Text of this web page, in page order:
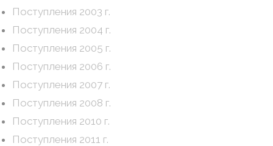
Поступления 2003 г.
Поступления 2004 г.
Поступления 2005 г.
Поступления 2006 г.
Поступления 2007 г.
Поступления 2008 г.
Поступления 2010 г.
Поступления 2011 г.